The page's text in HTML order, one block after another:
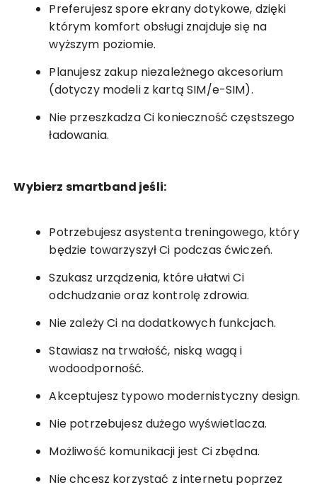
Preferujesz spore ekrany dotykowe, dzięki
którym komfort obsługi znajduje się na
wyższym poziomie.
Planujesz zakup niezależnego akcesorium
(dotyczy modeli z kartą SIM/e-SIM).
Nie przeszkadza Ci konieczność częstszego
ładowania.
Wybierz smartband jeśli:
Potrzebujesz asystenta treningowego, który
będzie towarzyszył Ci podczas ćwiczeń.
Szukasz urządzenia, które ułatwi Ci
odchudzanie oraz kontrolę zdrowia.
Nie zależy Ci na dodatkowych funkcjach.
Stawiasz na trwałość, niską wagą i
wodoodporność.
Akceptujesz typowo modernistyczny design.
Nie potrzebujesz dużego wyświetlacza.
Możliwość komunikacji jest Ci zbędna.
Nie chcesz korzystać z internetu poprzez